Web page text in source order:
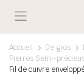
Accueil De gros
Pierres Semi-
Fil de cuivre